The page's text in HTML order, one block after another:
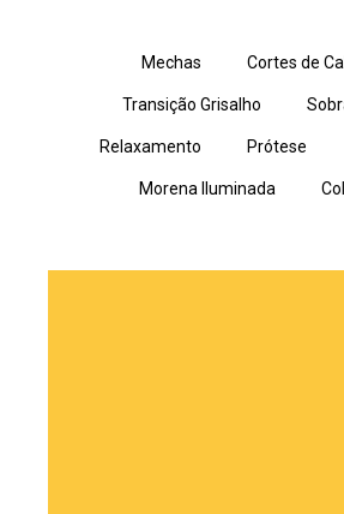
Mechas Cortes de
Transição Grisalho
Relaxamento Prótese
Morena Iluminada